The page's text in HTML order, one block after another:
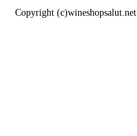
Copyright (c)wineshopsalut.net